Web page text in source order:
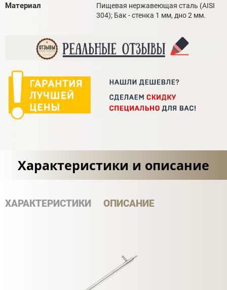
Материал
Пищевая нержавеющая сталь (AISI
304); Бак - стенка 1 мм, дно 2 мм.
Характеристики и описание
ХАРАКТЕРИСТИКИ ОПИСАНИЕ